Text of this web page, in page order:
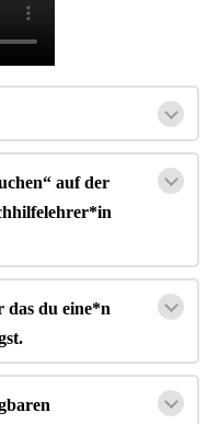
“ auf der
*in
das du eine*n
.